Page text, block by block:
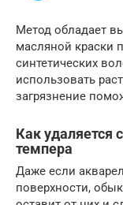
Метод обладает
масляной краски
синтетических
использовать
загрязнение
Как удаляется
темпера
Даже если
поверхности,